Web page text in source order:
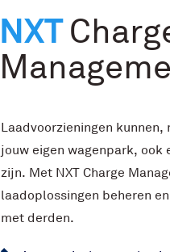
NXT
Laadvoorzieningen kunnen,
jouw eigen wagenpark, ook
zijn. Met NXT Charge
laadoplossingen beheren
met derden.